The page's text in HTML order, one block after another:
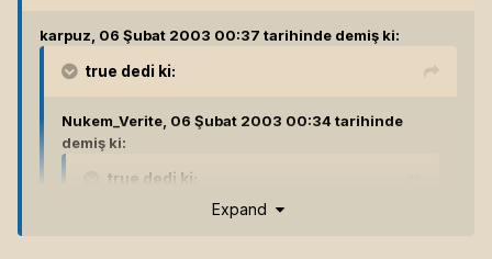
karpuz, 06 Şubat 2003 00:37 tarihinde demiş ki:
true dedi ki:
Nukem_Verite, 06 Şubat 2003 00:34 tarihinde
demiş ki:
true dedi ki:
Expand